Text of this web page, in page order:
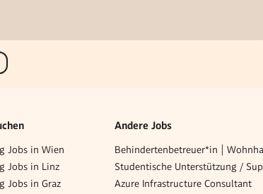
Jobs in Wien
Jobs in Linz
Jobs in Graz
Andere Jobs
Azure Infrastructure Consultant